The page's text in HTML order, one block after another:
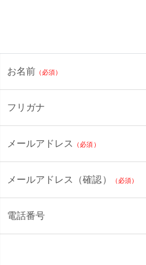
お名前 （必須）
フリガナ
メールアドレス （必須）
メールアドレス（確認） （必須）
電話番号